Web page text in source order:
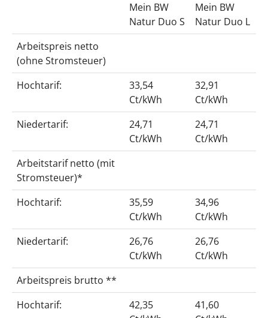
Mein BW
Natur Duo S
Mein BW
Natur Duo L
Arbeitspreis netto
(ohne Stromsteuer)
Hochtarif:
33,54
Ct/kWh
32,91
Ct/kWh
Niedertarif:
24,71
Ct/kWh
24,71
Ct/kWh
Arbeitstarif netto (mit
Stromsteuer)*
Hochtarif:
35,59
Ct/kWh
34,96
Ct/kWh
Niedertarif:
26,76
Ct/kWh
26,76
Ct/kWh
Arbeitspreis brutto **
Hochtarif:
42,35
41,60